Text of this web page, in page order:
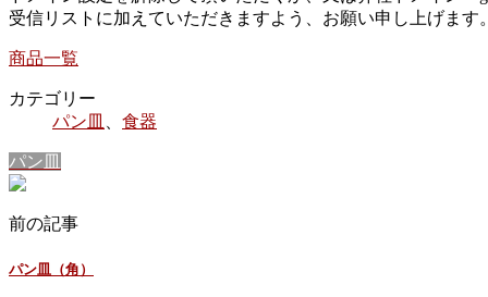
受信リストに加えていただきますよう、お願い申し上げます
商品一覧
カテゴリー
パン皿
食器
パン皿
前の記事
パン皿（角）